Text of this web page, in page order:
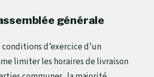
générale
d’exercice d’un
limiter les horaires de livraison